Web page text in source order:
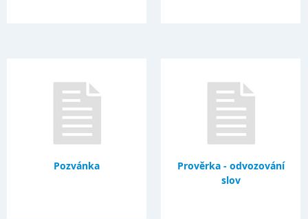
Pozvánka
Prověrka - odvozování
slov